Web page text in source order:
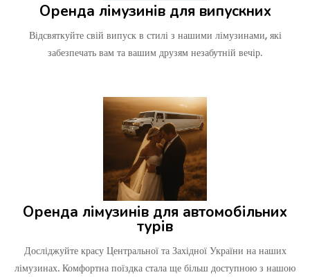
Оренда лімузинів для випускних
Відсвяткуйте свій випуск в стилі з нашими лімузинами, які
забезпечать вам та вашим друзям незабутній вечір.
Оренда лімузинів для автомобільних
турів
Досліджуйте красу Центральної та Західної України на наших
лімузинах. Комфортна поїздка стала ще більш доступною з нашою